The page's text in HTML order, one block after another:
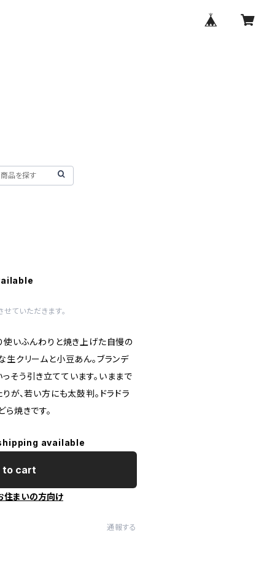
ていただきます。
使いふんわりと焼き上げた自慢の
クリームと小豆あん。ブランデ
そう引き立てています。いままで
が、若い方にも太鼓判。ドラドラ
焼きです。
available
to cart
住まいの方向け
通報する